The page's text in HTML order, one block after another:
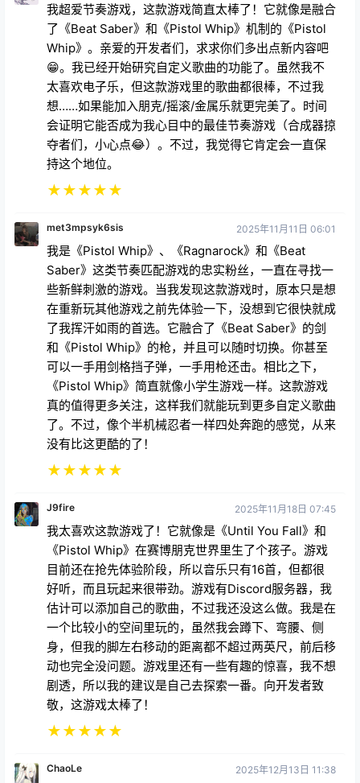
我超爱节奏游戏，这款游戏简直太棒了！它就像是融合
了《Beat Saber》和《Pistol Whip》机制的《Pistol
Whip》。亲爱的开发者们，求求你们多出点新内容吧
😁。我已经开始研究自定义歌曲的功能了。虽然我不
太喜欢电子乐，但这款游戏里的歌曲都很棒，不过我
想……如果能加入朋克/摇滚/金属乐就更完美了。时间
会证明它能否成为我心目中的最佳节奏游戏（合成器掠
夺者们，小心点😂）。不过，我觉得它肯定会一直保
持这个地位。
★★★★★
met3mpsyk6sis 2025年11月11日 06:01
我是《Pistol Whip》、《Ragnarock》和《Beat
Saber》这类节奏匹配游戏的忠实粉丝，一直在寻找一
些新鲜刺激的游戏。当我发现这款游戏时，原本只是想
在重新玩其他游戏之前先体验一下，没想到它很快就成
了我挥汗如雨的首选。它融合了《Beat Saber》的剑
和《Pistol Whip》的枪，并且可以随时切换。你甚至
可以一手用剑格挡子弹，一手用枪还击。相比之下，
《Pistol Whip》简直就像小学生游戏一样。这款游戏
真的值得更多关注，这样我们就能玩到更多自定义歌曲
了。不过，像个半机械忍者一样四处奔跑的感觉，从来
没有比这更酷的了！
★★★★★
J9fire 2025年11月18日 07:45
我太喜欢这款游戏了！它就像是《Until You Fall》和
《Pistol Whip》在赛博朋克世界里生了个孩子。游戏
目前还在抢先体验阶段，所以音乐只有16首，但都很
好听，而且玩起来很带劲。游戏有Discord服务器，我
估计可以添加自己的歌曲，不过我还没这么做。我是在
一个比较小的空间里玩的，虽然我会蹲下、弯腰、侧
身，但我的脚左右移动的距离都不超过两英尺，前后移
动也完全没问题。游戏里还有一些有趣的惊喜，我不想
剧透，所以我的建议是自己去探索一番。向开发者致
敬，这游戏太棒了！
★★★★★
ChaoLe 2025年12月13日 11:38